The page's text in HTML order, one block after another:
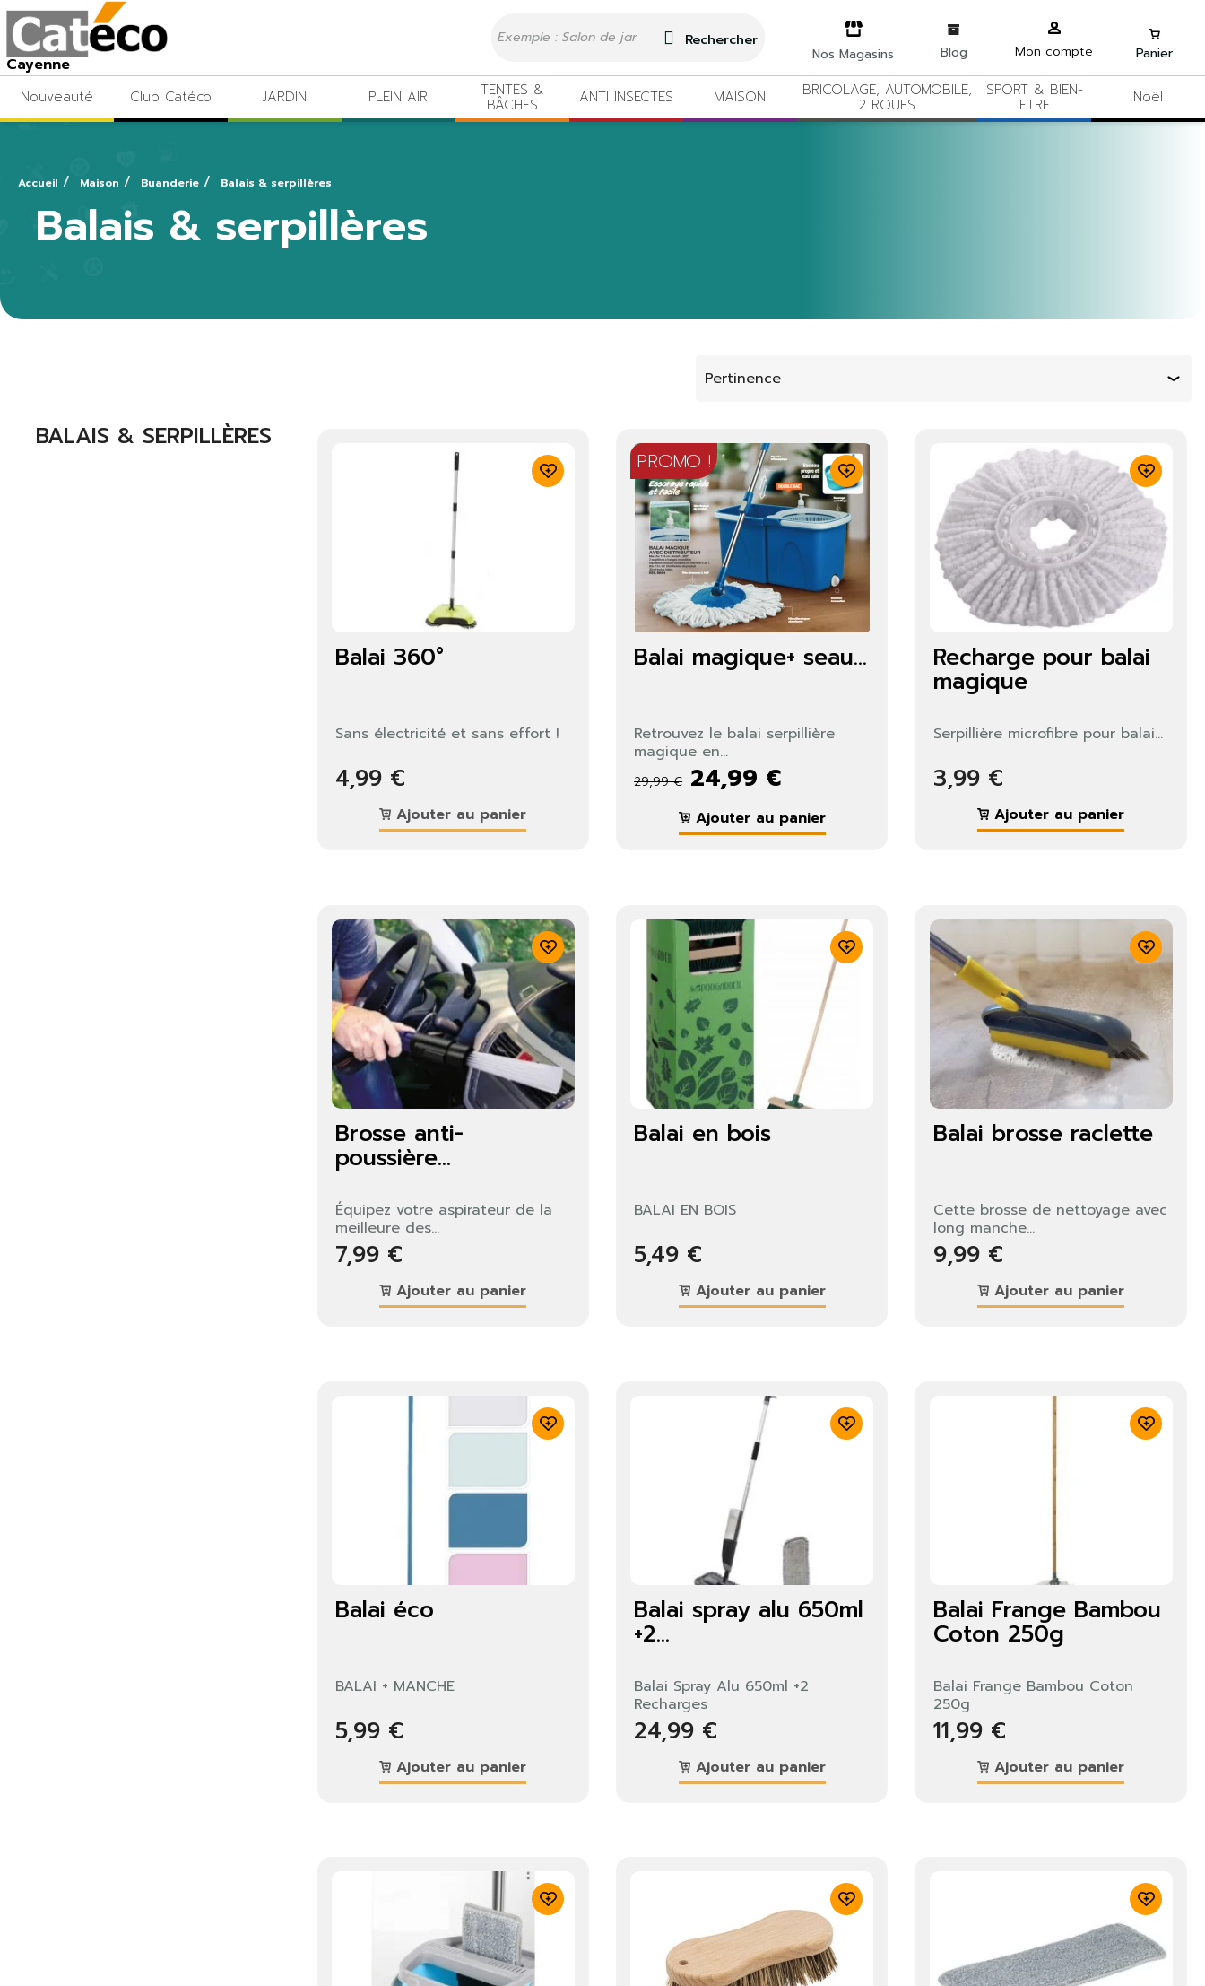
Cayenne
Rechercher
Nos Magasins Blog Mon compte Panier
Nouveauté Club Catéco JARDIN PLEIN AIR TENTES &
BÂCHES ANTI INSECTES MAISON BRICOLAGE, AUTOMOBILE,
2 ROUES
SPORT & BIEN-
ETRE Noël
Accueil Maison Buanderie Balais & serpillères
Balais & serpillères
Pertinence
BALAIS & SERPILLÈRES
Balai 360°
Sans électricité et sans effort !
4,99 €
Ajouter au panier
Balai magique+ seau...
Retrouvez le balai serpillière
magique en...
29,99 € 24,99 €
Ajouter au panier
PROMO !
Recharge pour balai
magique
Serpillière microfibre pour balai...
3,99 €
Ajouter au panier
Brosse anti-
poussière...
Équipez votre aspirateur de la
meilleure des...
7,99 €
Ajouter au panier
Balai en bois
BALAI EN BOIS
5,49 €
Ajouter au panier
Balai brosse raclette
Cette brosse de nettoyage avec
long manche...
9,99 €
Ajouter au panier
Balai éco
BALAI + MANCHE
5,99 €
Ajouter au panier
Balai spray alu 650ml
+2...
Balai Spray Alu 650ml +2
Recharges
24,99 €
Ajouter au panier
Balai Frange Bambou
Coton 250g
Balai Frange Bambou Coton
250g
11,99 €
Ajouter au panier
Vous devez être connecté pour enregistrer des produits dans votre